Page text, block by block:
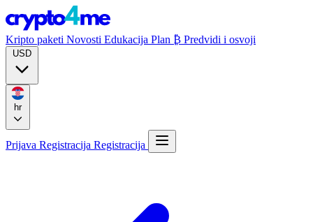
Kripto paketi Novosti Edukacija Plan ₿ Predvidi i osvoji
hr
Prijava Registracija Registracija